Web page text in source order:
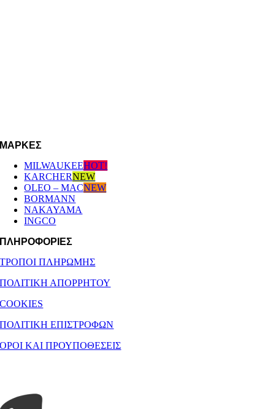
ΜΆΡΚΕΣ
MILWAUKEEHOT!
KARCHERNEW
OLEO – MACNEW
BORMANN
NAKAYAMA
INGCO
ΠΛΗΡΟΦΟΡΙΕΣ
ΤΡΟΠΟΙ ΠΛΗΡΩΜΗΣ
ΠΟΛΙΤΙΚΗ ΑΠΟΡΡΗΤΟΥ
COOKIES
ΠΟΛΙΤΙΚΗ ΕΠΙΣΤΡΟΦΩΝ
ΟΡΟΙ ΚΑΙ ΠΡΟΥΠΟΘΕΣΕΙΣ